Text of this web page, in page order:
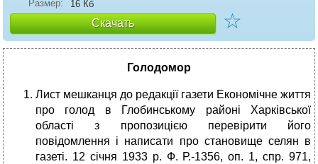
Размер:
16 Кб
Скачать ☆
Голодомор
Лист мешканця до редакції газети Економічне життя
про голод в Глобинському районі Харківської
області з пропозицією перевірити його
повідомлення і написати про становище селян в
газеті. 12 січня 1933 р. Ф. Р.-1356, оп. 1, спр. 971,